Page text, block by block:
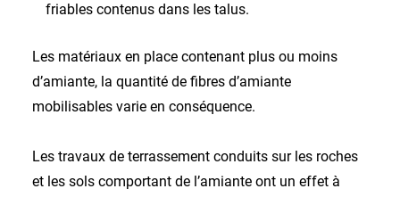
friables contenus dans les talus.
Les matériaux en place contenant plus ou moins
d’amiante, la quantité de fibres d’amiante
mobilisables varie en conséquence.
Les travaux de terrassement conduits sur les roches
et les sols comportant de l’amiante ont un effet à